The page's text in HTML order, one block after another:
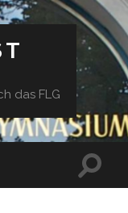
das FLG